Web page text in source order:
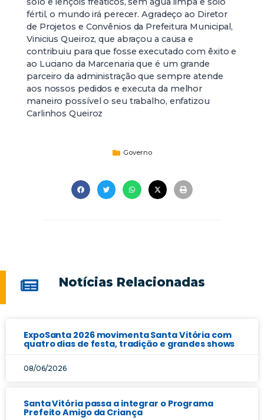
fértil, o mundo irá perecer. Agradeço ao Diretor
de Projetos e Convênios da Prefeitura Municipal,
Vinicius Queiroz, que abraçou a causa e
contribuiu para que fosse executado com êxito e
ao Luciano da Marcenaria que é um grande
parceiro da administração que sempre atende
aos nossos pedidos e executa da melhor
maneiro possível o seu trabalho, enfatizou
Carlinhos Queiroz
Governo
Notícias Relacionadas
ExpoSanta 2026 movimenta Santa Vitória com
quatro dias de festa, tradição e grandes shows
08/06/2026
Santa Vitória passa a integrar o Programa
Prefeito Amigo da Criança